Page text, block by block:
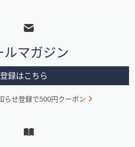
ルマガジン
登録はこちら
らせ登録で500円クーポン